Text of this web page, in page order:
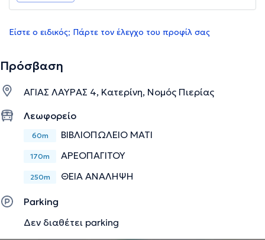
Είστε ο ειδικός; Πάρτε τον έλεγχο του προφίλ σας
Πρόσβαση
ΑΓΙΑΣ ΛΑΥΡΑΣ 4, Κατερίνη, Νομός Πιερίας
Λεωφορείο
60m ΒΙΒΛΙΟΠΩΛΕΙΟ ΜΑΤΙ
170m ΑΡΕΟΠΑΓΙΤΟΥ
250m ΘΕΙΑ ΑΝΑΛΗΨΗ
Parking
Δεν διαθέτει parking